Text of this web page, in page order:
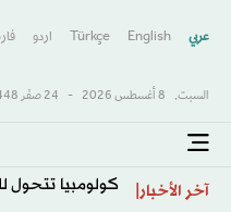
عربي English
Türkçe اردو
السبت, 8 أغسطس 2026 - 24 صفَر 1448 هـ
آخر الأخبار كولومبيا تتحول